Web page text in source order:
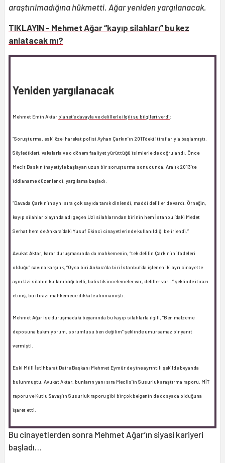
araştırılmadığına hükmetti. Ağar yeniden yargılanacak.
TIKLAYIN - Mehmet Ağar “kayıp silahları” bu kez
anlatacak mı?
Yeniden yargılanacak
Mehmet Emin Aktar bianet’e davayla ve delillerle ilgili şu bilgileri verdi:
“Soruşturma, eski özel harekat polisi Ayhan Çarkın’ın 2011’deki itiraflarıyla başlamıştı.
Söyledikleri, vakalarla ve o dönem faaliyet yürüttüğü isimlerle de doğrulandı. Önce
Mecit Baskın inayetiyle başlayan uzun bir soruşturma sonucunda, Aralık 2013’te
iddianame düzenlendi, yargılama başladı.
“Davada Çarkın’ın aynı sıra çok sayıda tanık dinlendi, maddi deliller de vardı. Örneğin,
kayıp silahlar olayında adı geçen Uzi silahlarından birinin hem İstanbul’daki Medet
Serhat hem de Ankara’daki Yusuf Ekinci cinayetlerinde kullanıldığı belirlendi.”
Avukat Aktar, karar duruşmasında da mahkemenin, “tek delilin Çarkın’ın ifadeleri
olduğu” savına karşılık, “Oysa biri Ankara’da biri İstanbul’da işlenen iki ayrı cinayette
aynı Uzi silahın kullanıldığı belli, balistik incelemeler var, deliller var…” şeklinde itirazı
etmiş, bu itirazı mahkemece dikkate alınmamıştı.
Mehmet Ağar ise duruşmadaki beyanında bu kayıp silahlarla ilgili, “Ben malzeme
deposuna bakmıyorum, sorumlusu ben değilim” şeklinde umursamaz bir yanıt
vermişti.
Eski Milli İstihbarat Daire Başkanı Mehmet Eymür de yine ayrıntılı şekilde beyanda
bulunmuştu. Avukat Aktar, bunların yanı sıra Meclis’in Susurluk araştırma raporu, MİT
raporu ve Kutlu Savaş’ın Susurluk raporu gibi birçok belgenin de dosyada olduğuna
işaret etti.
Bu cinayetlerden sonra Mehmet Ağar’ın siyasi kariyeri
başladı…